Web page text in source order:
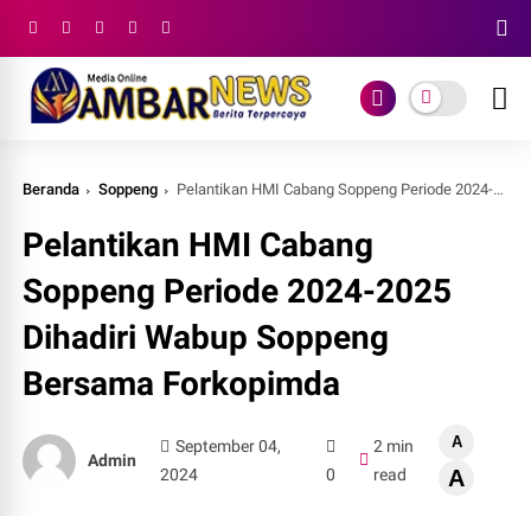
Beranda Soppeng Pelantikan HMI Cabang Soppeng Periode 2024-2025 Dihadiri Wabup Soppeng Bersama Forkopimda
Pelantikan HMI Cabang
Soppeng Periode 2024-2025
Dihadiri Wabup Soppeng
Bersama Forkopimda
Admin
September 04,
2024
0
2 min
read
A
A